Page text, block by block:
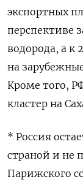
экспортных
перспективе
водорода, а к
на
Кроме того,
кластер на
* Россия
страной и не
Парижского